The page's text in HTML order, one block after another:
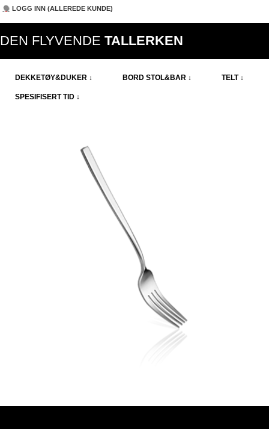
LOGG INN (ALLEREDE KUNDE)
DEN FLYVENDE TALLERKEN
DEKKETØY&DUKER ↓ BORD STOL&BAR ↓ TELT ↓
SPESIFISERT TID ↓